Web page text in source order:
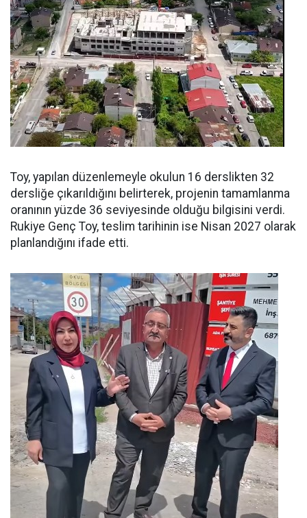
Toy, yapılan düzenlemeyle okulun 16 derslikten 32
dersliğe çıkarıldığını belirterek, projenin tamamlanma
oranının yüzde 36 seviyesinde olduğu bilgisini verdi.
Rukiye Genç Toy, teslim tarihinin ise Nisan 2027 olarak
planlandığını ifade etti.